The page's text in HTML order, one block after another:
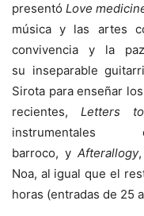
presentó Love
música y las artes
convivencia y la
su inseparable
Sirota para enseñar
recientes, Letters
barroco, y Afterallogy
Noa, al igual que el
horas (entradas de 25